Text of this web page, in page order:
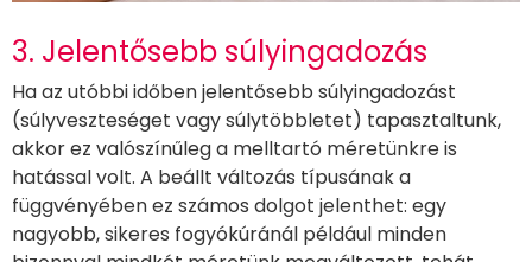
3. Jelentősebb súlyingadozás
Ha az utóbbi időben jelentősebb súlyingadozást
(súlyveszteséget vagy súlytöbbletet) tapasztaltunk,
akkor ez valószínűleg a melltartó méretünkre is
hatással volt. A beállt változás típusának a
függvényében ez számos dolgot jelenthet: egy
nagyobb, sikeres fogyókúránál például minden